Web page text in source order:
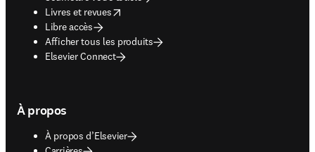
Livres et revues
opens in new tab/window
Libre accès
Afficher tous les produits
Elsevier Connect
À propos
À propos d’Elsevier